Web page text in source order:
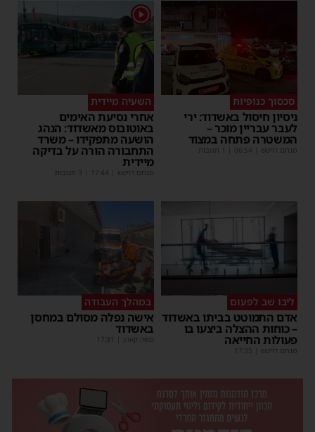
סכסוך כנופיות
ניסיון חיסול באשדוד: ירי
לעבר עבריין מוכר –
המשטרה פתחה במצוד
מנחם דויטש 06:54
1
השעיה מיידית
אחרי נסיעת האימים
באוטובוס מאשדוד: הנהג
הושעה מתפקידו – משרד
התחבורה הורה על בדיקה
מיידית
מנחם דויטש 17:44
ליבו שב לפעום
אדם התמוטט בביתו באשדוד
– כוחות ההצלה ביצעו בו
פעולות החייאה
מנחם דויטש 17:35
במהלך העבודה
אישה נפלה מסולם במחסן
באשדוד
משה קאהן 17:31